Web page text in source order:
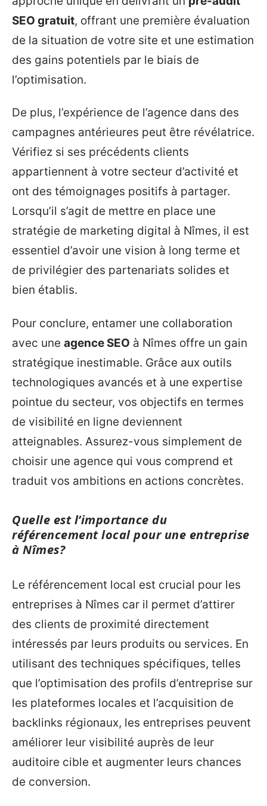
SEO gratuit, offrant une première évaluation
de la situation de votre site et une estimation
des gains potentiels par le biais de
l’optimisation.
De plus, l’expérience de l’agence dans des
campagnes antérieures peut être révélatrice.
Vérifiez si ses précédents clients
appartiennent à votre secteur d’activité et
ont des témoignages positifs à partager.
Lorsqu’il s’agit de mettre en place une
stratégie de marketing digital à Nîmes, il est
essentiel d’avoir une vision à long terme et
de privilégier des partenariats solides et
bien établis.
Pour conclure, entamer une collaboration
avec une agence SEO à Nîmes offre un gain
stratégique inestimable. Grâce aux outils
technologiques avancés et à une expertise
pointue du secteur, vos objectifs en termes
de visibilité en ligne deviennent
atteignables. Assurez-vous simplement de
choisir une agence qui vous comprend et
traduit vos ambitions en actions concrètes.
Quelle est l’importance du
référencement local pour une entreprise
à Nîmes?
Le référencement local est crucial pour les
entreprises à Nîmes car il permet d’attirer
des clients de proximité directement
intéressés par leurs produits ou services. En
utilisant des techniques spécifiques, telles
que l’optimisation des profils d’entreprise sur
les plateformes locales et l’acquisition de
backlinks régionaux, les entreprises peuvent
améliorer leur visibilité auprès de leur
auditoire cible et augmenter leurs chances
de conversion.